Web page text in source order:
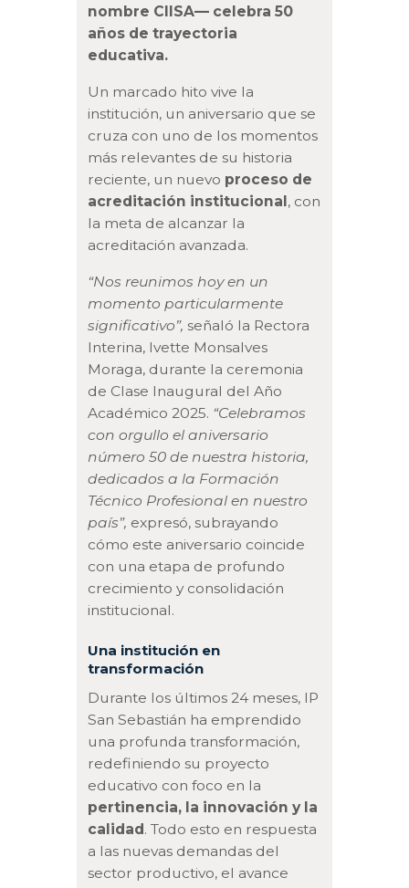
nombre CIISA— celebra 50
años de trayectoria
educativa.
Un marcado hito vive la
institución, un aniversario que se
cruza con uno de los momentos
más relevantes de su historia
reciente, un nuevo proceso de
acreditación institucional, con
la meta de alcanzar la
acreditación avanzada.
“Nos reunimos hoy en un
momento particularmente
significativo”,señaló la Rectora
Interina, Ivette Monsalves
Moraga, durante la ceremonia
de Clase Inaugural del Año
Académico 2025. “Celebramos
con orgullo el aniversario
número 50 de nuestra historia,
dedicados a la Formación
Técnico Profesional en nuestro
país”, expresó, subrayando
cómo este aniversario coincide
con una etapa de profundo
crecimiento y consolidación
institucional.
Una institución en
transformación
Durante los últimos 24 meses, IP
San Sebastián ha emprendido
una profunda transformación,
redefiniendo su proyecto
educativo con foco en la
pertinencia, la innovación y la
calidad. Todo esto en respuesta
a las nuevas demandas del
sector productivo, el avance